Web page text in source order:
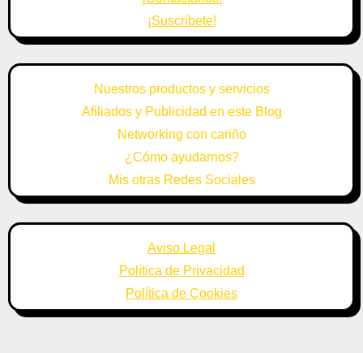
¡Suscríbete!
Nuestros productos y servicios
Afiliados y Publicidad en este Blog
Networking con cariño
¿Cómo ayudarnos?
Mis otras Redes Sociales
Aviso Legal
Política de Privacidad
Política de Cookies